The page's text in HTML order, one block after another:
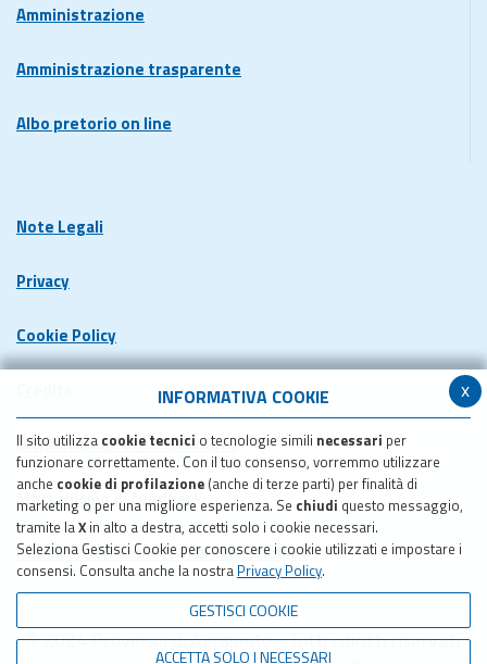
x
INFORMATIVA COOKIE
Il sito utilizza cookie tecnici o tecnologie simili necessari per
funzionare correttamente. Con il tuo consenso, vorremmo utilizzare
anche cookie di profilazione (anche di terze parti) per finalità di
marketing o per una migliore esperienza. Se chiudi questo messaggio,
tramite laX in alto a destra, accetti solo i cookie necessari.
Seleziona Gestisci Cookie per conoscere i cookie utilizzati e impostare i
consensi. Consulta anche la nostra Privacy Policy.
GESTISCI COOKIE
ACCETTA SOLO I NECESSARI
Amministrazione
Amministrazione trasparente
Albo pretorio on line
Note Legali
Privacy
Cookie Policy
Dichiarazione di accessibilita'
Meccanismo di feedback
Pubblicazione obiettivi di accessibilita'
© 2024 Provincia di Agrigento - Tutti i diritti riservati